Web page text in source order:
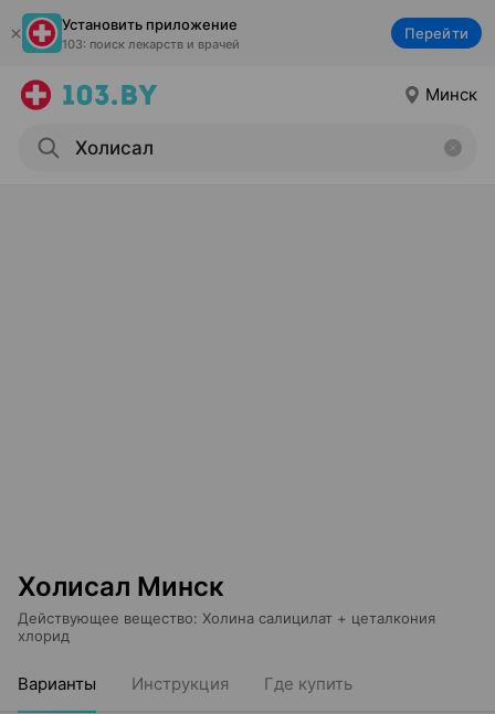
Установить приложение
103: поиск лекарств и врачей
Перейти
Минск
Холисал Минск
Действующее вещество: Холина салицилат + цеталкония
хлорид
Варианты Инструкция Где купить